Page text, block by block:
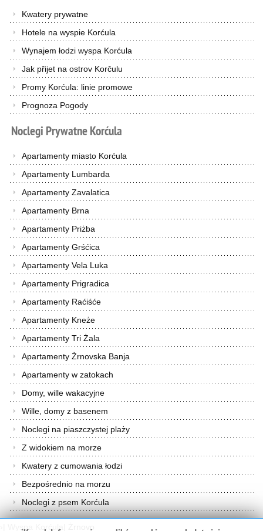
Kwatery prywatne
Hotele na wyspie Korćula
Wynajem łodzi wyspa Korćula
Jak přijet na ostrov Korčulu
Promy Korćula: linie promowe
Prognoza Pogody
Noclegi PrywatneKorćula
Apartamenty miasto Korćula
Apartamenty Lumbarda
Apartamenty Zavalatica
Apartamenty Brna
Apartamenty Priżba
Apartamenty Grśćica
Apartamenty Vela Luka
Apartamenty Prigradica
Apartamenty Raćiśće
Apartamenty Kneże
Apartamenty Tri Żala
Apartamenty Żrnovska Banja
Apartamenty w zatokach
Domy, wille wakacyjne
Wille, domy z basenem
Noclegi na piaszczystej plaży
Z widokiem na morze
Kwatery z cumowania łodzi
Bezpośrednio na morzu
Noclegi z psem Korćula
Wyspa Korćula Żrnovo